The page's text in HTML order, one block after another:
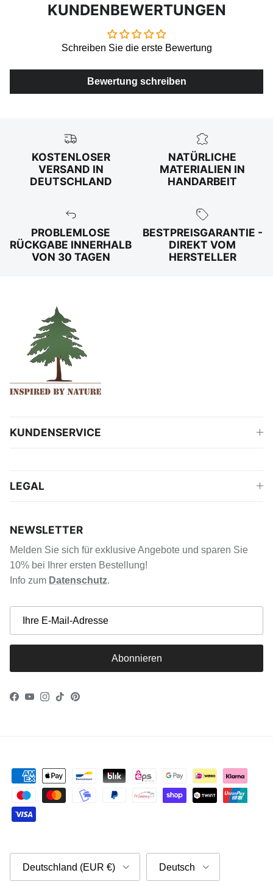
KUNDENBEWERTUNGEN
Schreiben Sie die erste Bewertung
Bewertung schreiben
KOSTENLOSER
VERSAND IN
DEUTSCHLAND
NATÜRLICHE
MATERIALIEN IN
HANDARBEIT
PROBLEMLOSE
RÜCKGABE INNERHALB
VON 30 TAGEN
BESTPREISGARANTIE -
DIREKT VOM
HERSTELLER
KUNDENSERVICE
LEGAL
NEWSLETTER
Melden Sie sich für exklusive Angebote und sparen Sie
10% bei Ihrer ersten Bestellung!
Info zum Datenschutz.
Abonnieren
Facebook
YouTube
Instagram
TikTokPinterest
Deutschland (EUR €) Deutsch